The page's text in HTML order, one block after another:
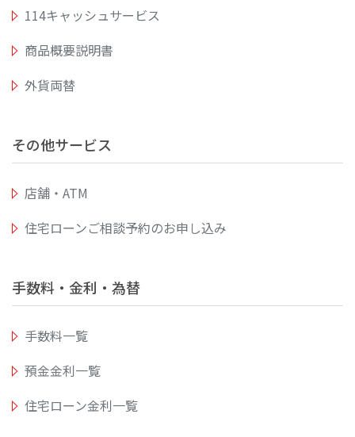
114キャッシュサービス
商品概要説明書
外貨両替
その他サービス
店舗・ATM
住宅ローンご相談予約のお申し込み
手数料・金利・為替
手数料一覧
預金金利一覧
住宅ローン金利一覧